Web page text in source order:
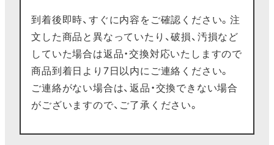
到着後即時、すぐに内容をご確認ください。注
文した商品と異なっていたり、破損、汚損など
していた場合は返品・交換対応いたしますので
商品到着日より7日以内にご連絡ください。
ご連絡がない場合は、返品・交換できない場合
がございますので、ご了承ください。